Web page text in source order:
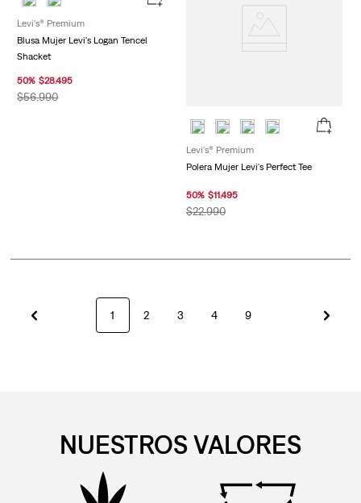
Levi's® Premium
Blusa Mujer Levi's Logan Tencel
Shacket
50% $28.495
$56.990
Levi's® Premium
Polera Mujer Levi's Perfect Tee
50% $11.495
$22.990
1 2 3 4 9
NUESTROS VALORES